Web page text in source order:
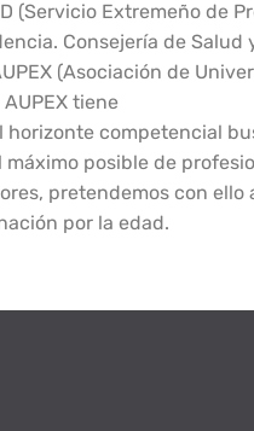
(Servicio Extremeño de
Consejería de Salud
(Asociación de
tiene
horizonte competencial
posible de
pretendemos con ello
por la edad.